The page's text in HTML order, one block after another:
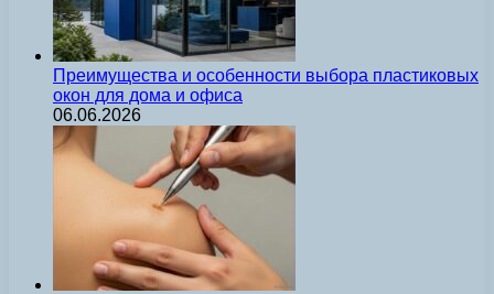
Преимущества и особенности выбора пластиковых
окон для дома и офиса
06.06.2026